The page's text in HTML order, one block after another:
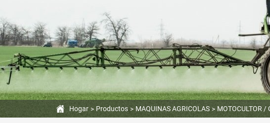
Hogar Productos MAQUINAS AGRICOLAS MOTOCULTOR /